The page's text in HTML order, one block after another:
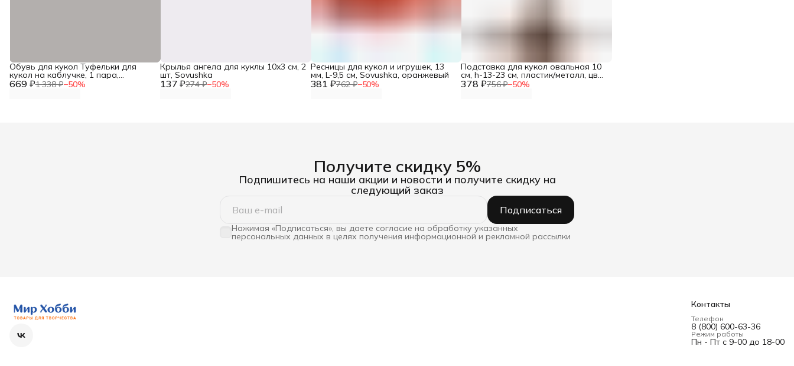
669 ₽1 338 ₽−50%
Обувь для кукол Туфельки для
кукол на каблучке, 1 пара,
Astra&Craft 137 ₽274 ₽−50%
Крылья ангела для куклы 10x3 см, 2
шт, Sovushka
381 ₽762 ₽−50%
Ресницы для кукол и игрушек, 13
мм, L-9,5 см, Sovushka, оранжевый
378 ₽756 ₽−50%
Подставка для кукол овальная 10
см, h-13-23 см, пластик/металл, цвет
коричневый, Sovushka
Получите скидку 5%
Подпишитесь на наши акции и новости и получите скидку на
следующий заказ
Подписаться
Нажимая «Подписаться», вы даете согласие на обработку указанных
персональных данных в целях получения информационной и рекламной рассылки
Контакты
Телефон
8 (800) 600-63-36
Режим работы
Пн - Пт с 9-00 до 18-00